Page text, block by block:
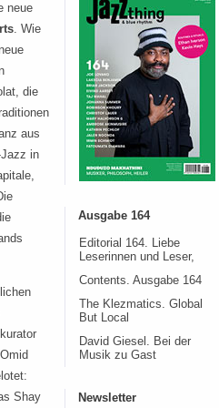
neue
. Wie
die
aus
in
Shay
Ausgabe 164
Editorial 164. Liebe
Leserinnen und Leser,
Contents. Ausgabe 164
The Klezmatics. Global
But Local
David Giesel. Bei der
Musik zu Gast
Newsletter